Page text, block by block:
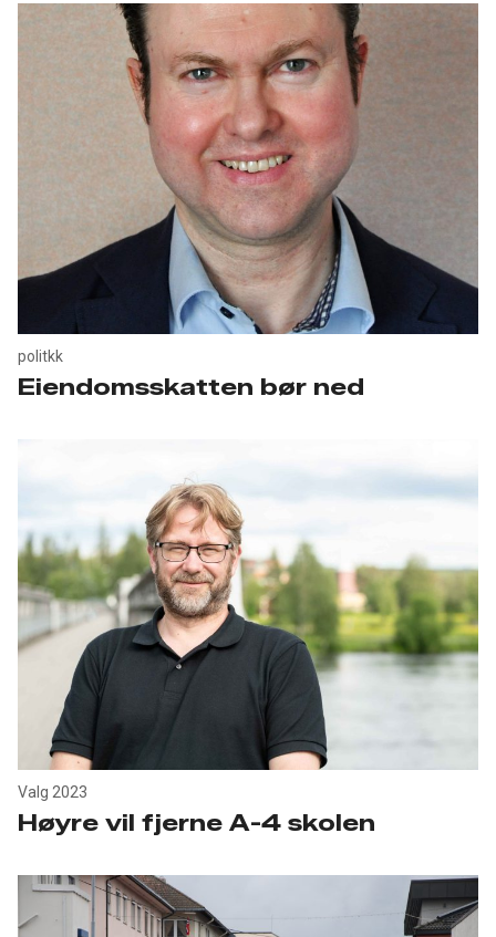
politkk
Eiendomsskatten bør ned
Valg 2023
Høyre vil fjerne A-4 skolen